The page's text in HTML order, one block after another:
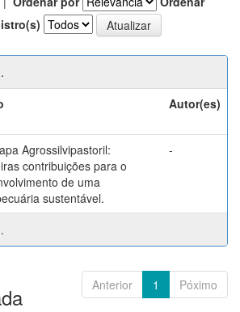
Autor(es)
Agrossilvipastoril:
contribuições para o
de uma
sustentável.
-
Anterior 1 Póximo